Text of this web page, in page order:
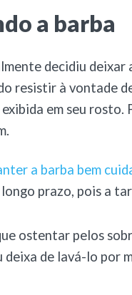
a barba
decidiu deixar
resistir à vontade
em seu
a barba bem
prazo, pois a
ostentar pelos
deixa de lavá-lo por